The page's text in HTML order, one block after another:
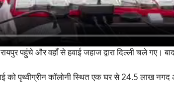
पहुंचे और वहाँ से हवाई जहाज द्वारा दिल्ली चले
को पृथ्वीग्रीन कॉलोनी स्थित एक घर से 24.5 लाख